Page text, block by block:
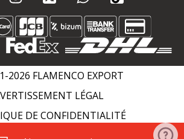
2026 FLAMENCO EXPORT
LÉGAL
DE CONFIDENTIALITÉ
COOKIES
WIKI FLAMENCO